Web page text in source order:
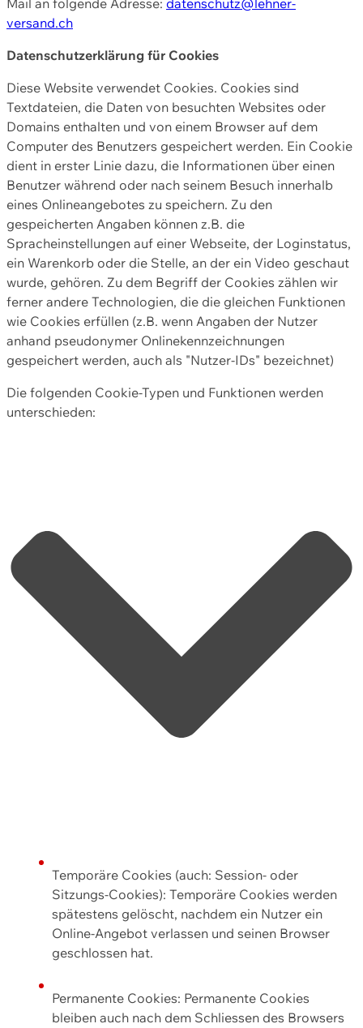
versand.ch
Datenschutzerklärung für Cookies
Diese Website verwendet Cookies. Cookies sind
Textdateien, die Daten von besuchten Websites oder
Domains enthalten und von einem Browser auf dem
Computer des Benutzers gespeichert werden. Ein Cookie
dient in erster Linie dazu, die Informationen über einen
Benutzer während oder nach seinem Besuch innerhalb
eines Onlineangebotes zu speichern. Zu den
gespeicherten Angaben können z.B. die
Spracheinstellungen auf einer Webseite, der Loginstatus,
ein Warenkorb oder die Stelle, an der ein Video geschaut
wurde, gehören. Zu dem Begriff der Cookies zählen wir
ferner andere Technologien, die die gleichen Funktionen
wie Cookies erfüllen (z.B. wenn Angaben der Nutzer
anhand pseudonymer Onlinekennzeichnungen
gespeichert werden, auch als "Nutzer-IDs" bezeichnet)
Die folgenden Cookie-Typen und Funktionen werden
unterschieden:
Temporäre Cookies (auch: Session- oder
Sitzungs-Cookies): Temporäre Cookies werden
spätestens gelöscht, nachdem ein Nutzer ein
Online-Angebot verlassen und seinen Browser
geschlossen hat.
Permanente Cookies: Permanente Cookies
bleiben auch nach dem Schliessen des Browsers